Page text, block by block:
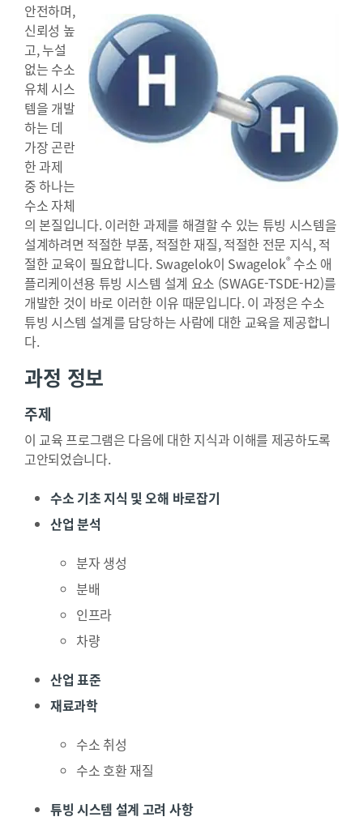
안전하며,
신뢰성 높
고, 누설
없는 수소
유체 시스
템을 개발
하는 데
가장 곤란
한 과제
중 하나는
수소 자체
의 본질입니다. 이러한 과제를 해결할 수 있는 튜빙 시스템을
설계하려면 적절한 부품, 적절한 재질, 적절한 전문 지식, 적
절한 교육이 필요합니다. Swagelok이 Swagelok®수소 애
플리케이션용 튜빙 시스템 설계 요소 (SWAGE-TSDE-H2)를
개발한 것이 바로 이러한 이유 때문입니다. 이 과정은 수소
튜빙 시스템 설계를 담당하는 사람에 대한 교육을 제공합니
다.
과정 정보
주제
이 교육 프로그램은 다음에 대한 지식과 이해를 제공하도록
고안되었습니다.
수소 기초 지식 및 오해 바로잡기
산업 분석
분자 생성
분배
인프라
차량
산업 표준
재료과학
수소 취성
수소 호환 재질
튜빙 시스템 설계 고려 사항